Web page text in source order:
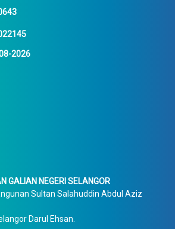
2026
GALIAN NEGERI SELANGOR
Sultan Salahuddin Abdul Aziz
Darul Ehsan.